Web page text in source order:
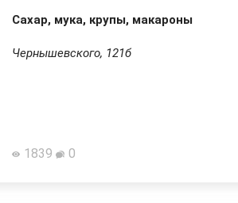
Сахар, мука, крупы, макароны
Чернышевского, 121б
1839 0